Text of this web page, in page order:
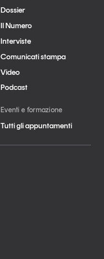
Dossier
Il Numero
Interviste
Comunicati stampa
Video
Podcast
Eventi e formazione
Tutti gli appuntamenti